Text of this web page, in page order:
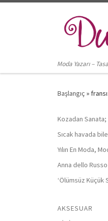
Moda Yazarı –
Başlangıç »
Kozadan
Sıcak havada
Yılın En Moda,
Anna dello
‘Ölümsüz Küçük
AKSESUAR